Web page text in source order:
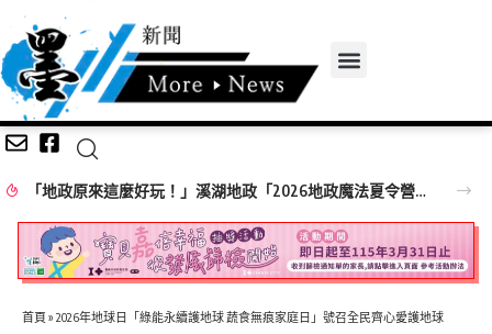
「地政原來這麼好玩！」溪湖地政「2026地政魔法夏令營」精彩落幕！
首頁 » 2026年地球日「綠能永續護地球 蔬食無痕家庭日」號召全民齊心愛護地球